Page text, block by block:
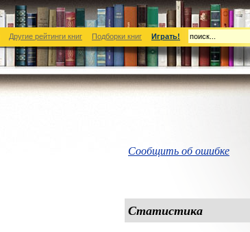
Другие рейтинги книг Подборки книг Играть!
Сообщить об ошибке
Статистика